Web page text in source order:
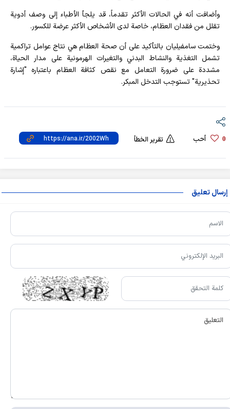
وأضافت أنه في الحالات الأكثر تقدماً، قد يلجأ الأطباء إلى وصف أدوية
تقلل من فقدان العظام، خاصة لدى الأشخاص الأكثر عرضة للكسور.
وختمت سامفيليان بالتأكيد على أن صحة العظام هي نتاج عوامل تراكمية
تشمل التغذية والنشاط البدني والتغيرات الهرمونية على مدار الحياة،
مشددة على ضرورة التعامل مع نقص كثافة العظام باعتباره "إشارة
تحذيرية" تستوجب التدخل المبكر.
0 أحب تقرير الخطأ
إرسال تعليق